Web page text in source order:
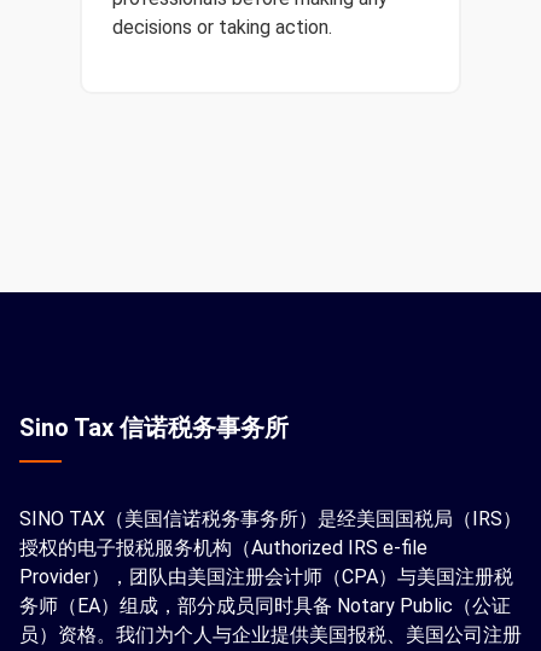
decisions or taking action.
Sino Tax 信诺税务事务所
SINO TAX（美国信诺税务事务所）是经美国国税局（IRS）
授权的电子报税服务机构（Authorized IRS e-file
Provider），团队由美国注册会计师（CPA）与美国注册税
务师（EA）组成，部分成员同时具备 Notary Public（公证
员）资格。我们为个人与企业提供美国报税、美国公司注册